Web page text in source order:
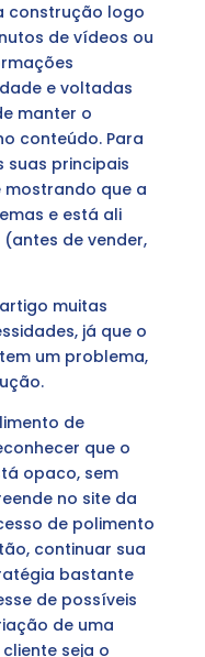
construção logo
de vídeos ou
e voltadas
manter o
conteúdo. Para
suas principais
que a
e está ali
de vender,
muitas
já que o
um problema,
de
que o
opaco, sem
no site da
de polimento
continuar sua
bastante
de possíveis
de uma
seja o